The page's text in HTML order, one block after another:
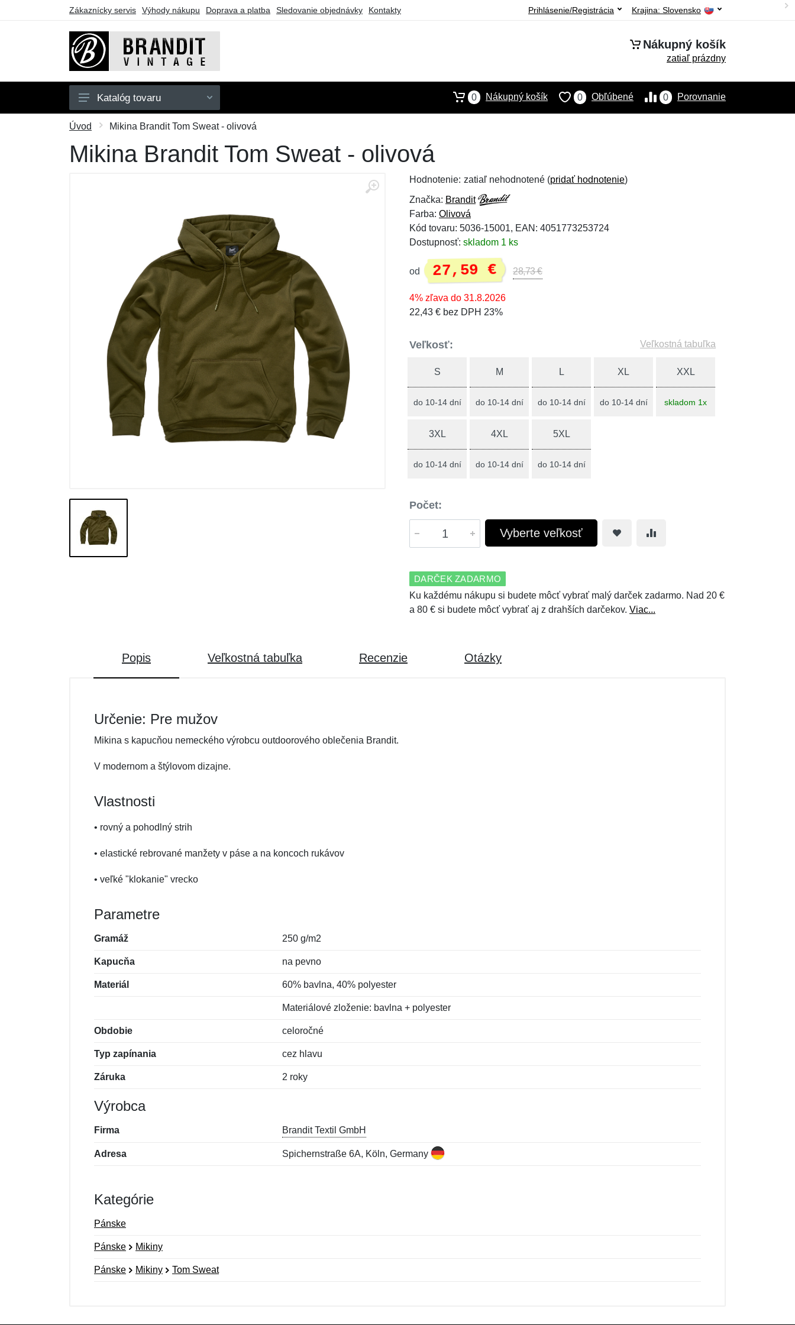
Zákaznícky servis Výhody nákupu Doprava a platba Sledovanie objednávky Kontakty Krajina: Slovensko
Prihlásenie/Registrácia
Nákupný košík
zatiaľ prázdny
Pánske
Dámske
Darčekové poukazy
Katalóg tovaru 0 Porovnanie
0 Obľúbené
0 Nákupný košík
Úvod Mikina Brandit Tom Sweat - olivová
Mikina Brandit Tom Sweat - olivová
Hodnotenie: zatiaľ nehodnotené (pridať hodnotenie)
Značka: Brandit
Farba: Olivová
Kód tovaru: 5036-15001, EAN: 4051773253724
Dostupnosť: skladom 1 ks
od 27,59 € 28,73 €
4% zľava do 31.8.2026
22,43 € bez DPH 23%
Veľkosť: Veľkostná tabuľka
S
do 10-14 dní
M
do 10-14 dní
L
do 10-14 dní
XL
do 10-14 dní
XXL
skladom 1x
3XL
do 10-14 dní
4XL
do 10-14 dní
5XL
do 10-14 dní
Počet:
Vyberte veľkosť
DARČEK ZADARMO
Ku každému nákupu si budete môcť vybrať malý darček zadarmo. Nad 20 €
a 80 € si budete môcť vybrať aj z drahších darčekov. Viac...
Popis Veľkostná tabuľka Recenzie Otázky
Určenie: Pre mužov
Mikina s kapucňou nemeckého výrobcu outdoorového oblečenia Brandit.
V modernom a štýlovom dizajne.
Vlastnosti
• rovný a pohodlný strih
• elastické rebrované manžety v páse a na koncoch rukávov
• veľké "klokanie" vrecko
Parametre
Gramáž 250 g/m2
Kapucňa na pevno
Materiál 60% bavlna, 40% polyester
Materiálové zloženie: bavlna + polyester
Obdobie celoročné
Typ zapínania cez hlavu
Záruka 2 roky
Výrobca
Firma Brandit Textil GmbH
Adresa Spichernstraße 6A, Köln, Germany
Kategórie
Pánske
Pánske Mikiny
Pánske Mikiny Tom Sweat